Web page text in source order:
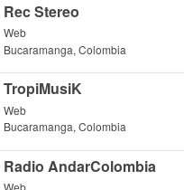
Rec Stereo
Web
Bucaramanga, Colombia
TropiMusiK
Web
Bucaramanga, Colombia
Radio AndarColombia
Web